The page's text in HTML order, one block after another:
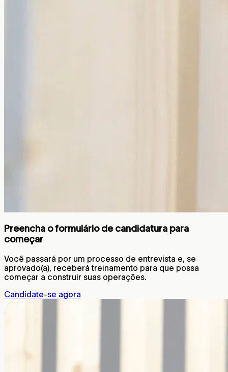
Preencha o formulário de candidatura para
começar
Você passará por um processo de entrevista e, se
aprovado(a), receberá treinamento para que possa
começar a construir suas operações.
Candidate-se agora